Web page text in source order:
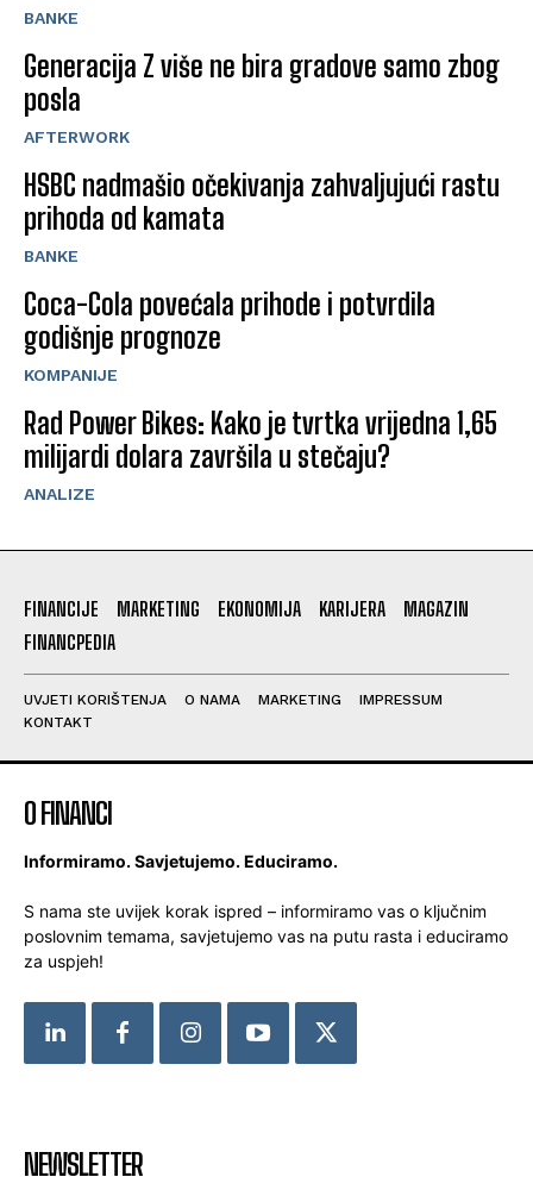
BANKE
Generacija Z više ne bira gradove samo zbog
posla
AFTERWORK
HSBC nadmašio očekivanja zahvaljujući rastu
prihoda od kamata
BANKE
Coca-Cola povećala prihode i potvrdila
godišnje prognoze
KOMPANIJE
Rad Power Bikes: Kako je tvrtka vrijedna 1,65
milijardi dolara završila u stečaju?
ANALIZE
FINANCIJE MARKETING EKONOMIJA KARIJERA
MAGAZIN
FINANCPEDIA
UVJETI KORIŠTENJA O NAMA MARKETING
IMPRESSUM
KONTAKT
O FINANCI
Informiramo. Savjetujemo. Educiramo.
S nama ste uvijek korak ispred – informiramo vas o ključnim
poslovnim temama, savjetujemo vas na putu rasta i educiramo
za uspjeh!
NEWSLETTER